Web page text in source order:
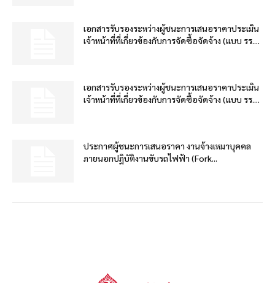
เอกสารรับรองระหว่างผู้ชนะการเสนอราคาประเมิน
เจ้าหน้าที่ที่เกี่ยวข้องกับการจัดซื้อจัดจ้าง (แบบ รร....
เอกสารรับรองระหว่างผู้ชนะการเสนอราคาประเมิน
เจ้าหน้าที่ที่เกี่ยวข้องกับการจัดซื้อจัดจ้าง (แบบ รร....
ประกาศผู้ชนะการเสนอราคา งานจ้างเหมาบุคคล
ภายนอกปฏิบัติงานขับรถไฟฟ้า (Fork...